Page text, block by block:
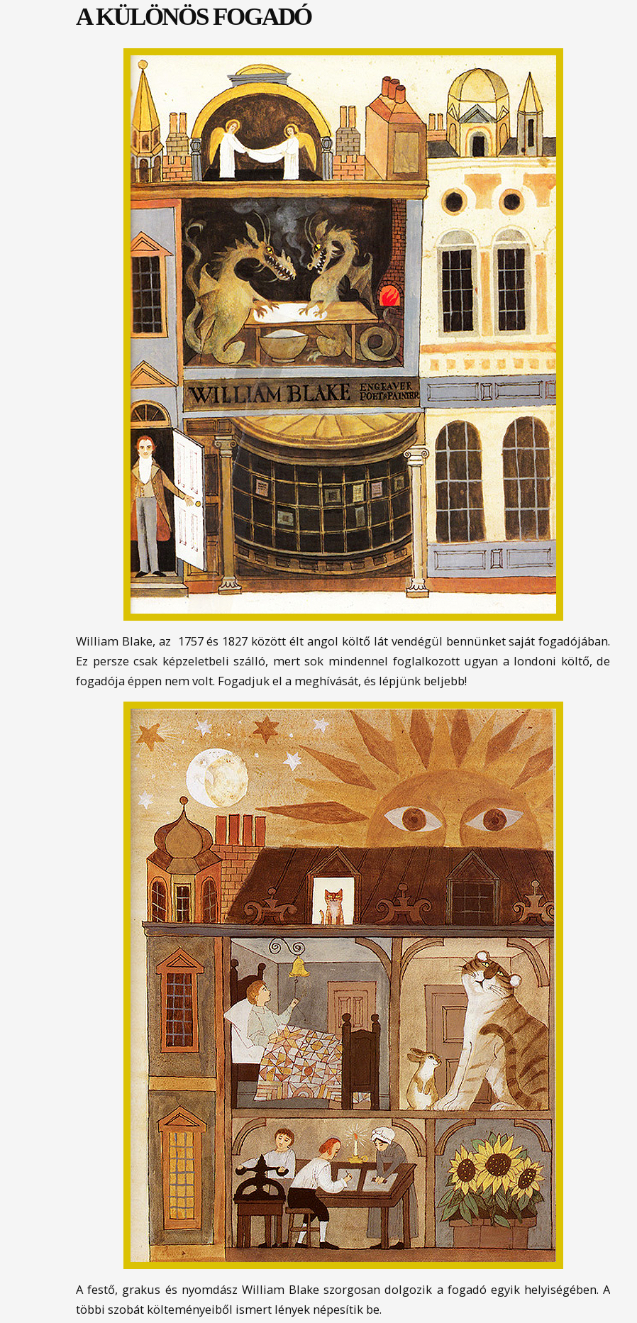
A KÜLÖNÖS FOGADÓ
William Blake, az 1757 és 1827 között élt angol költő lát vendégül bennünket saját fogadójában.
Ez persze csak képzeletbeli szálló, mert sok mindennel foglalkozott ugyan a londoni költő, de
fogadója éppen nem volt. Fogadjuk el a meghívását, és lépjünk beljebb!
A festő, grafikus és nyomdász William Blake szorgosan dolgozik a fogadó egyik helyiségében. A
többi szobát költeményeiből ismert lények népesítik be.